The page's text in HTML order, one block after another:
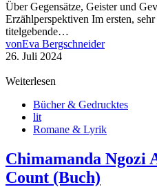
Über Gegensätze, Geister und
Erzählperspektiven Im ersten,
titelgebende…
vonEva Bergschneider
26. Juli 2024
Weiterlesen
Bücher & Gedrucktes
lit
Romane & Lyrik
Chimamanda Ngozi
Count (Buch)